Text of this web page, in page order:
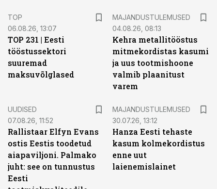
TOP
06.08.26, 13:07
TOP 231 | Eesti
tööstussektori
suuremad
maksuvõlglased
MAJANDUSTULEMUSED
04.08.26, 08:13
Kehra metallitööstus
mitmekordistas kasumi
ja uus tootmishoone
valmib plaanitust
varem
UUDISED
07.08.26, 11:52
Rallistaar Elfyn Evans
ostis Eestis toodetud
aiapaviljoni. Palmako
juht: see on tunnustus
Eesti
MAJANDUSTULEMUSED
30.07.26, 13:12
Hanza Eesti tehaste
kasum kolmekordistus
enne uut
laienemislainet